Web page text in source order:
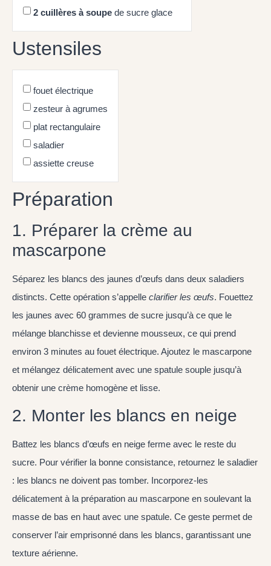
2 cuillères à soupe de sucre glace
Ustensiles
fouet électrique
zesteur à agrumes
plat rectangulaire
saladier
assiette creuse
Préparation
1. Préparer la crème au
mascarpone
Séparez les blancs des jaunes d’œufs dans deux saladiers
distincts. Cette opération s’appelle clarifier les œufs. Fouettez
les jaunes avec 60 grammes de sucre jusqu’à ce que le
mélange blanchisse et devienne mousseux, ce qui prend
environ 3 minutes au fouet électrique. Ajoutez le mascarpone
et mélangez délicatement avec une spatule souple jusqu’à
obtenir une crème homogène et lisse.
2. Monter les blancs en neige
Battez les blancs d’œufs en neige ferme avec le reste du
sucre. Pour vérifier la bonne consistance, retournez le saladier
: les blancs ne doivent pas tomber. Incorporez-les
délicatement à la préparation au mascarpone en soulevant la
masse de bas en haut avec une spatule. Ce geste permet de
conserver l’air emprisonné dans les blancs, garantissant une
texture aérienne.